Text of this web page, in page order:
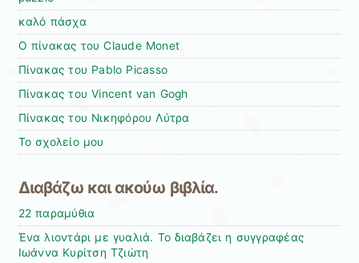
καλό πάσχα
Ο πίνακας του Claude Monet
Πίνακας του Pablo Picasso
Πίνακας του Vincent van Gogh
Πίνακας του Νικηφόρου Λύτρα
Το σχολείο μου
Διαβάζω και ακούω βιβλία.
22 παραμύθια
Ένα λιοντάρι με γυαλιά. Το διαβάζει η συγγραφέας
Ιωάννα Κυρίτση Τζιώτη